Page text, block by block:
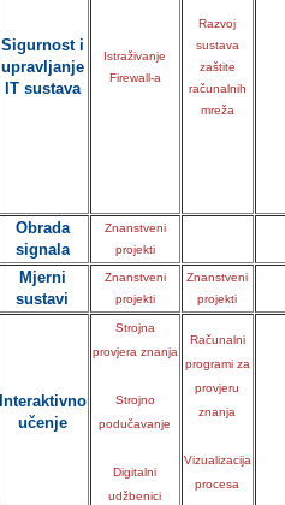
Sigurnost i
upravljanje
IT sustava
Istraživanje
Firewall-a
Razvoj
sustava
zaštite
računalnih
mreža
Obrada
signala
Znanstveni
projekti
Mjerni
sustavi
Znanstveni
projekti
Znanstveni
projekti
Interaktivno
učenje
Strojna
provjera znanja
Strojno
podučavanje
Digitalni
udžbenici
Računalni
programi za
provjeru
znanja
Vizualizacija
procesa